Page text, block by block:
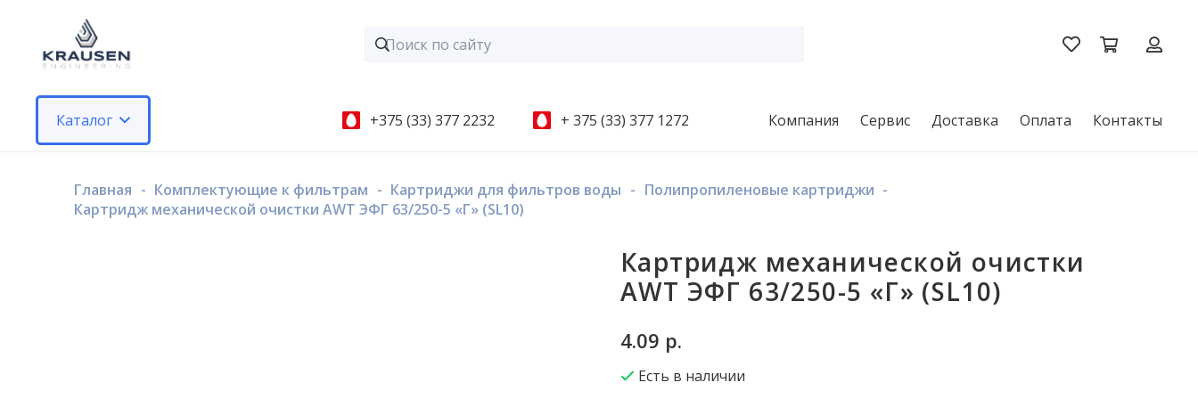
Каталог +375 (33) 377 2232 + 375 (33) 377 1272 Компания Сервис Доставка Оплата Контакты
Главная - Комплектующие к фильтрам - Картриджи для фильтров воды - Полипропиленовые картриджи -
Картридж механической очистки AWT ЭФГ 63/250-5 «Г» (SL10)
Картридж механической очистки
AWT ЭФГ 63/250-5 «Г» (SL10)
4.09 р.
Есть в наличии